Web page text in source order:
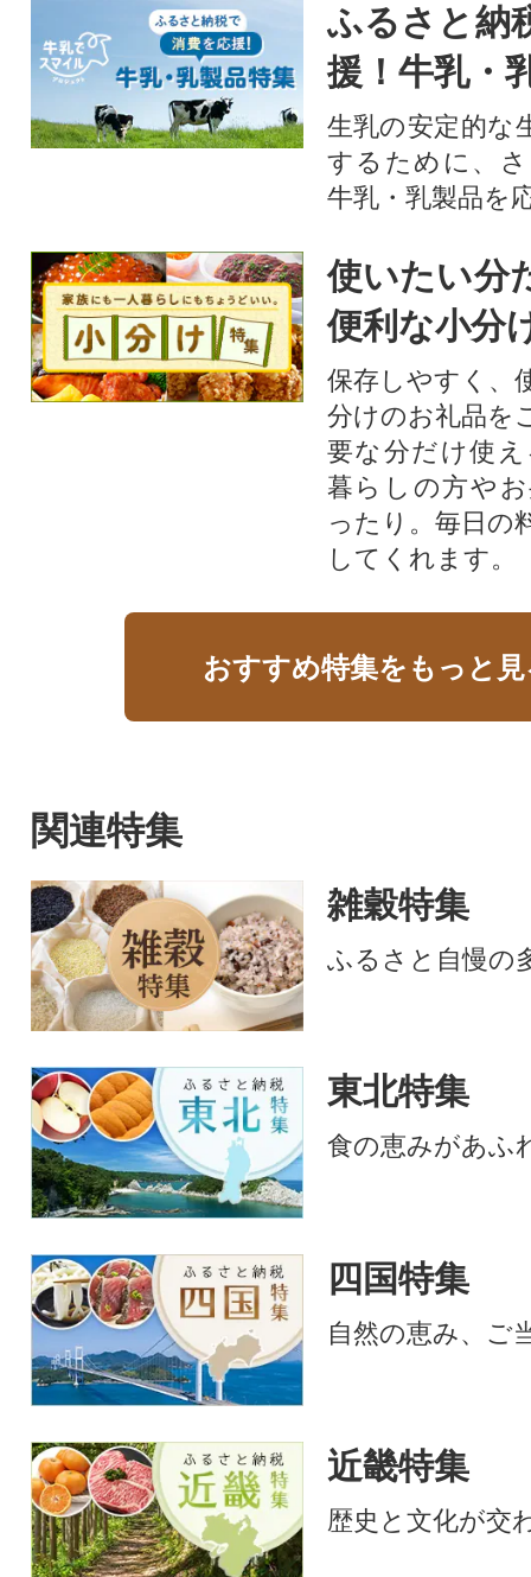
ふるさと納
援！牛乳・
生乳の安定的な
するために、
牛乳・乳製品を
使いたい分
便利な小分
保存しやすく、
分けのお礼品を
要な分だけ使
暮らしの方や
ったり。毎日の
してくれます。
おすすめ特集をもっと
関連特集
雑穀特集
ふるさと自慢の
東北特集
食の恵みがあふ
四国特集
自然の恵み、ご
近畿特集
歴史と文化が交